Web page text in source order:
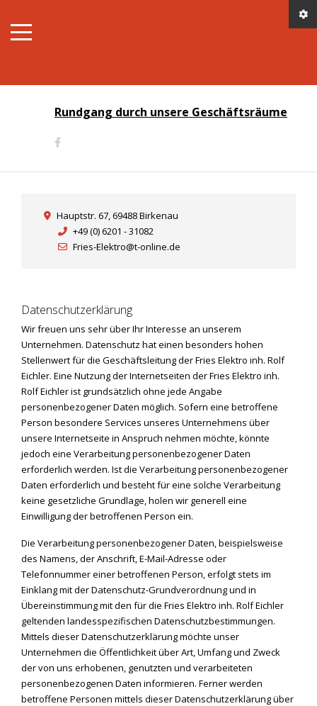
Rundgang durch unsere Geschäftsräume
Hauptstr. 67, 69488 Birkenau
+49 (0) 6201 - 31082
Fries-Elektro@t-online.de
Datenschutzerklärung
Wir freuen uns sehr über Ihr Interesse an unserem
Unternehmen. Datenschutz hat einen besonders hohen
Stellenwert für die Geschäftsleitung der Fries Elektro inh. Rolf
Eichler. Eine Nutzung der Internetseiten der Fries Elektro inh.
Rolf Eichler ist grundsätzlich ohne jede Angabe
personenbezogener Daten möglich. Sofern eine betroffene
Person besondere Services unseres Unternehmens über
unsere Internetseite in Anspruch nehmen möchte, könnte
jedoch eine Verarbeitung personenbezogener Daten
erforderlich werden. Ist die Verarbeitung personenbezogener
Daten erforderlich und besteht für eine solche Verarbeitung
keine gesetzliche Grundlage, holen wir generell eine
Einwilligung der betroffenen Person ein.
Die Verarbeitung personenbezogener Daten, beispielsweise
des Namens, der Anschrift, E-Mail-Adresse oder
Telefonnummer einer betroffenen Person, erfolgt stets im
Einklang mit der Datenschutz-Grundverordnung und in
Übereinstimmung mit den für die Fries Elektro inh. Rolf Eichler
geltenden landesspezifischen Datenschutzbestimmungen.
Mittels dieser Datenschutzerklärung möchte unser
Unternehmen die Öffentlichkeit über Art, Umfang und Zweck
der von uns erhobenen, genutzten und verarbeiteten
personenbezogenen Daten informieren. Ferner werden
betroffene Personen mittels dieser Datenschutzerklärung über